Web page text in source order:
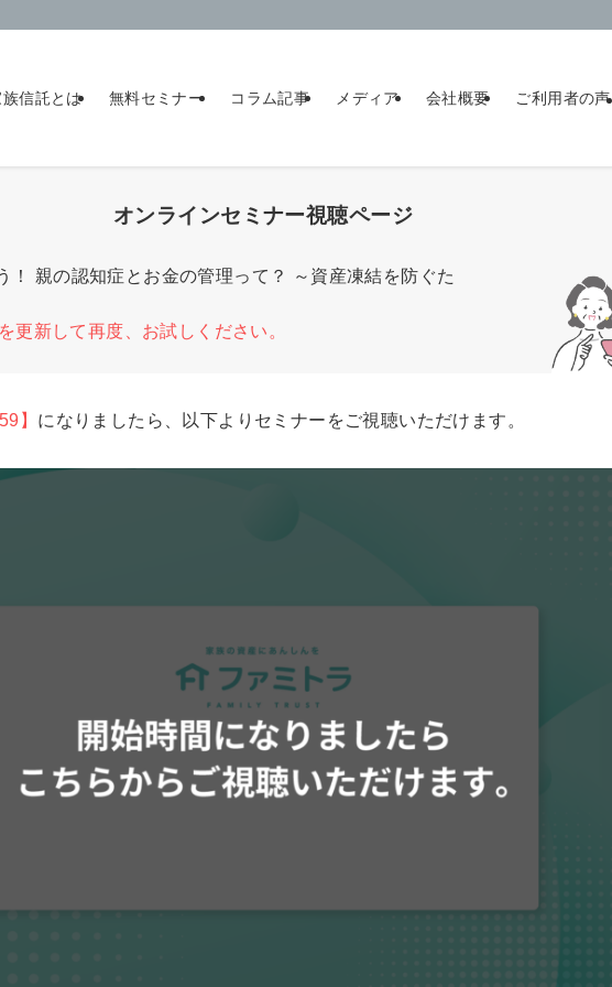
族信託とは 無料セミナー コラム記事 メディア 会社概要 ご利用者の声
オンラインセミナー視聴ページ
！ 親の認知症とお金の管理って？ ～資産凍結を防ぐた
更新して再度、お試しください。
】 になりましたら、以下よりセミナーをご視聴いただけます。